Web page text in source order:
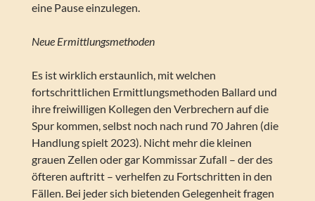
eine Pause einzulegen.
Neue Ermittlungsmethoden
Es ist wirklich erstaunlich, mit welchen
fortschrittlichen Ermittlungsmethoden Ballard und
ihre freiwilligen Kollegen den Verbrechern auf die
Spur kommen, selbst noch nach rund 70 Jahren (die
Handlung spielt 2023). Nicht mehr die kleinen
grauen Zellen oder gar Kommissar Zufall – der des
öfteren auftritt – verhelfen zu Fortschritten in den
Fällen. Bei jeder sich bietenden Gelegenheit fragen